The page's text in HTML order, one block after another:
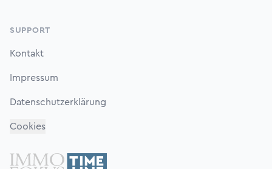
SUPPORT
Kontakt
Impressum
Datenschutzerklärung
Cookies